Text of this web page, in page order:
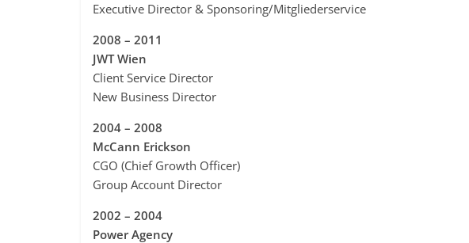
Executive Director & Sponsoring/Mitgliederservice
2008 – 2011
JWT Wien
Client Service Director
New Business Director
2004 – 2008
McCann Erickson
CGO (Chief Growth Officer)
Group Account Director
2002 – 2004
Power Agency